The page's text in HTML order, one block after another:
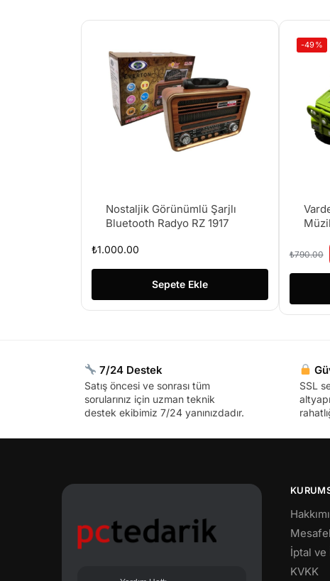
Nostaljik Görünümlü Şarjlı
Bluetooth Radyo RZ 1917
₺1.000.00
Sepete Ekle
-49%
₺790.00
7/24 Destek
Satış öncesi ve sonrası tüm
sorularınız için uzman teknik
destek ekibimiz 7/24 yanınızdadır.
SSL
İptal ve
KVKK